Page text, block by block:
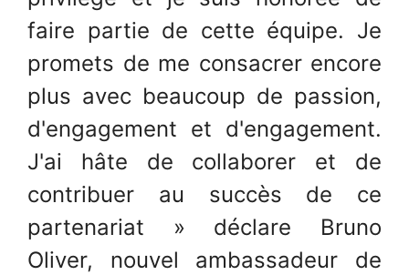
faire partie de cette équipe. Je
promets de me consacrer encore
plus avec beaucoup de passion,
d'engagement et d'engagement.
J'ai hâte de collaborer et de
contribuer au succès de ce
partenariat » déclare Bruno
Oliver, nouvel ambassadeur de